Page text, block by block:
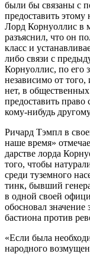
были бы связаны с
предоставить
Лорд Корнуоллис в
разъяснил, что он
класс и
либо связи с
Корнуоллис, по его
независимо от
нет, в
предоставить
кому-нибудь
Ричард Тэмпл в
наше время»
дарстве лорда
того, чтобы
среди туземного
тинк, бывший
в одной своей
обосновал значение
бастиона против
«Если была
народного